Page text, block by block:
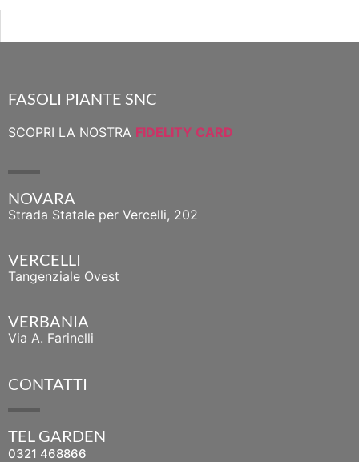
FASOLI PIANTE SNC
SCOPRI LA NOSTRA FIDELITY CARD
NOVARA
Strada Statale per Vercelli, 202
VERCELLI
Tangenziale Ovest
VERBANIA
Via A. Farinelli
CONTATTI
TEL GARDEN
0321 468866